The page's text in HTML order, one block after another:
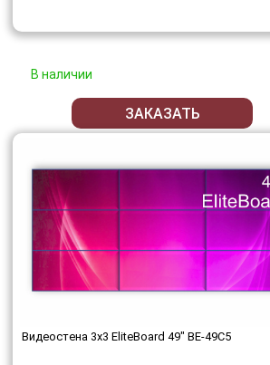
В наличии
ЗАКАЗАТЬ
Видеостена 3x3 EliteBoard 49" BE-49C5